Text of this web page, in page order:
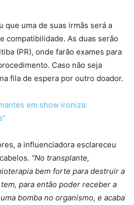
que uma de suas irmãs será a
compatibilidade. As duas serão
(PR), onde farão exames para
Caso não seja
fila de espera por outro doador.
em show ironiza:
a influenciadora esclareceu
“No transplante,
bem forte para destruir a
para então poder receber a
bomba no organismo, e acaba